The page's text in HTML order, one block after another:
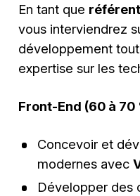
En tant que
vous interviendrez
développement
expertise sur les
Front-End (60 à 70
Concevoir et
modernes avec
Développer des